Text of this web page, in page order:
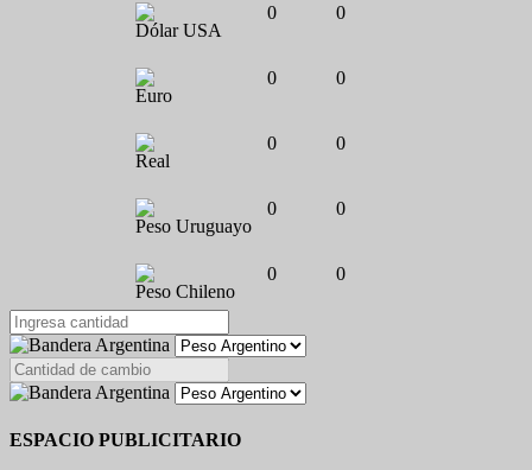
Dólar USA
0 0
Euro
0 0
Real
0 0
Peso Uruguayo
0 0
Peso Chileno
0 0
ESPACIO PUBLICITARIO